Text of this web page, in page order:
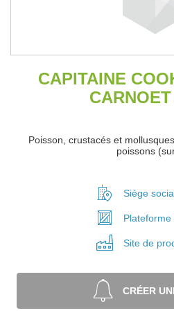
CAPITAINE
Poisson, crustacés et
poissons
Siège
Plateforme
Site de
CRÉER